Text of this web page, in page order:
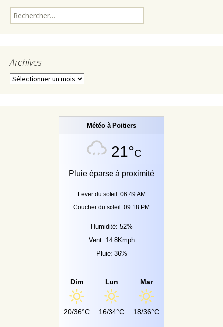
Rechercher :
Archives
Archives
Météo à Poitiers
21°C
Pluie éparse à proximité
Lever du soleil: 06:49 AM
Coucher du soleil: 09:18 PM
Humidité: 52%
Vent: 14.8Kmph
Pluie: 36%
Dim
20/36°C
Lun
16/34°C
Mar
18/36°C